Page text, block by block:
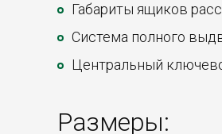
Габариты ящиков
Система полного
Центральный
Размеры: